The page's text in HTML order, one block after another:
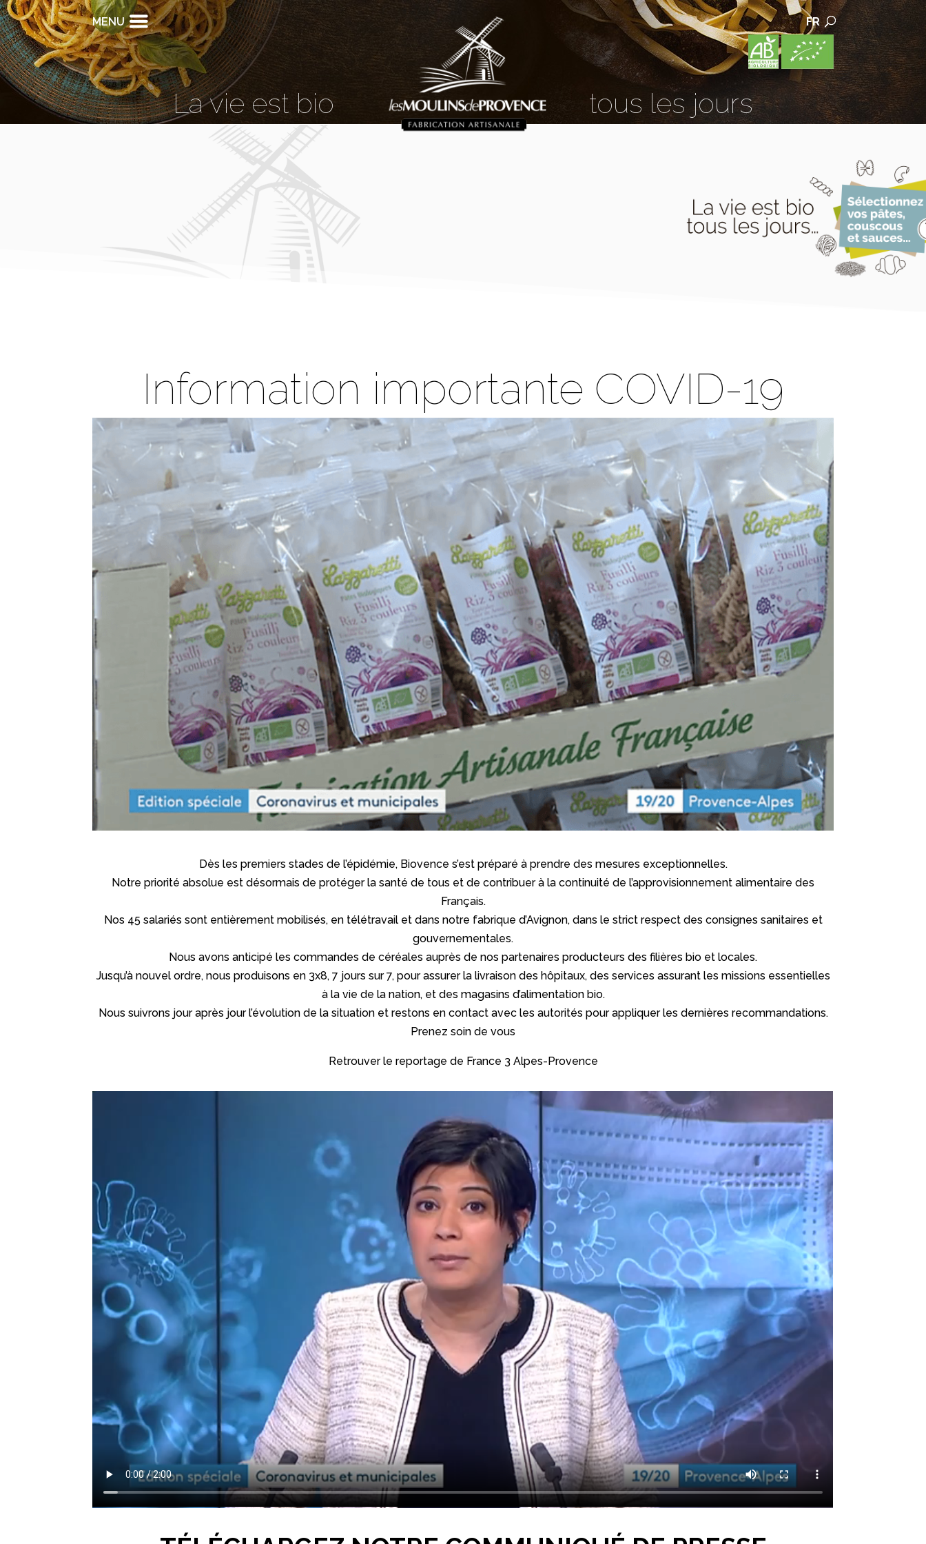
MENU FR
La vie est bio tous les jours
Information importante COVID-19
Dès les premiers stades de l’épidémie, Biovence s’est préparé à prendre des mesures exceptionnelles.
Notre priorité absolue est désormais de protéger la santé de tous et de contribuer à la continuité de l’approvisionnement alimentaire des
Français.
Nos 45 salariés sont entièrement mobilisés, en télétravail et dans notre fabrique d’Avignon, dans le strict respect des consignes sanitaires et
gouvernementales.
Nous avons anticipé les commandes de céréales auprès de nos partenaires producteurs des filières bio et locales.
Jusqu’à nouvel ordre, nous produisons en 3x8, 7 jours sur 7, pour assurer la livraison des hôpitaux, des services assurant les missions essentielles
à la vie de la nation, et des magasins d’alimentation bio.
Nous suivrons jour après jour l’évolution de la situation et restons en contact avec les autorités pour appliquer les dernières recommandations.
Prenez soin de vous
Retrouver le reportage de France 3 Alpes-Provence